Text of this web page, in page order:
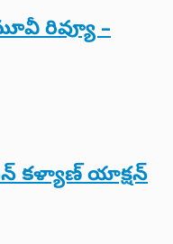
రివ్యూ –
కళ్యాణ్ యాక్షన్